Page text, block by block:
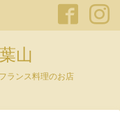
山
ンス料理のお店